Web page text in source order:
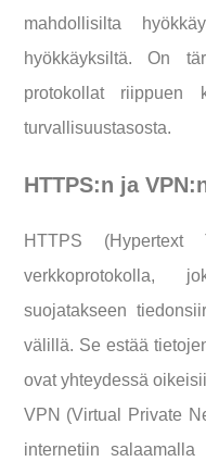
mahdollisilta
hyökkäyksiltä. On
protokollat riippuen
turvallisuustasosta.
HTTPS:n ja
HTTPS
verkkoprotokolla,
suojatakseen
välillä. Se estää
ovat yhteydessä
VPN (Virtual Private
internetiin salaamalla